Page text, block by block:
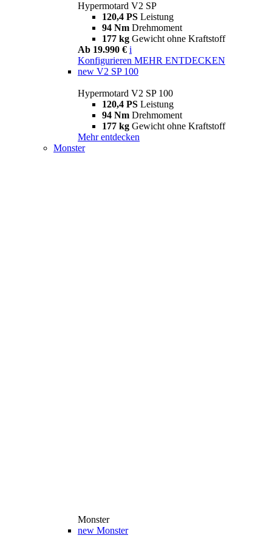
Hypermotard V2 SP
120,4 PS Leistung
94 Nm Drehmoment
177 kg Gewicht ohne Kraftstoff
Ab 19.990 € i
Konfigurieren MEHR ENTDECKEN
new V2 SP 100
Hypermotard V2 SP 100
120,4 PS Leistung
94 Nm Drehmoment
177 kg Gewicht ohne Kraftstoff
Mehr entdecken
Monster
Monster
new Monster